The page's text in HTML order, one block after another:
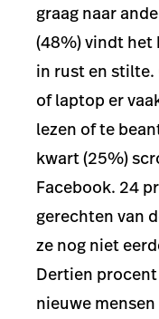
graag naar
(48%) vindt het
in rust en
of laptop er
lezen of te
kwart (25%)
Facebook. 24
gerechten van
ze nog niet
Dertien
nieuwe